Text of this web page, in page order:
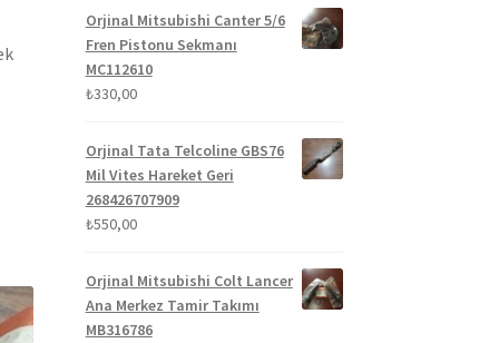
₺1.300,00. fiyat:
Orjinal Mitsubishi Canter 5/6
Fren Pistonu Sekmanı
MC112610
₺330,00
Orjinal Tata Telcoline GBS76
Mil Vites Hareket Geri
268426707909
₺550,00
Orjinal Mitsubishi Colt Lancer
Ana Merkez Tamir Takımı
MB316786